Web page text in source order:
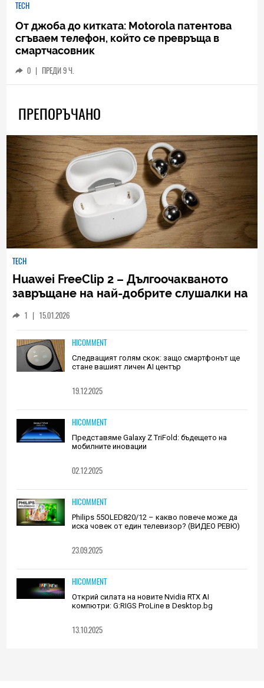
TECH
От джоба до китката: Motorola патентова
сгъваем телефон, който се превръща в
смартчасовник
0 ПРЕДИ 9 Ч.
ПРЕПОРЪЧАНО
TECH
Huawei FreeClip 2 – Дългоочакваното
завръщане на най-добрите слушалки на
1 | 15.01.2026
HICOMMENT
Следващият голям скок: защо смартфонът ще
стане вашият личен AI център
19.12.2025
HICOMMENT
Представяме Galaxy Z TriFold: бъдещето на
мобилните иновации
02.12.2025
HICOMMENT
Philips 55OLED820/12 – какво повече може да
иска човек от един телевизор? (ВИДЕО РЕВЮ)
23.09.2025
HICOMMENT
Открий силата на новите Nvidia RTX AI
компютри: G:RIGS ProLine в Desktop.bg
13.10.2025